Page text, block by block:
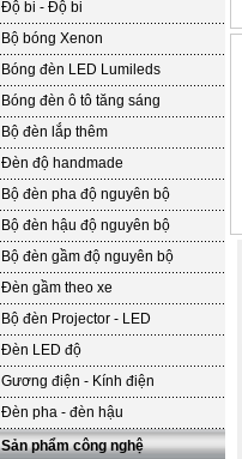
Độ bi - Độ bi
Bộ bóng Xenon
Bóng đèn LED Lumileds
Bóng đèn ô tô tăng sáng
Bộ đèn lắp thêm
Đèn độ handmade
Bộ đèn pha độ nguyên bộ
Bộ đèn hậu độ nguyên bộ
Bộ đèn gầm độ nguyên bộ
Đèn gầm theo xe
Bộ đèn Projector - LED
Đèn LED độ
Gương điện - Kính điện
Đèn pha - đèn hậu
Sản phẩm công nghệ